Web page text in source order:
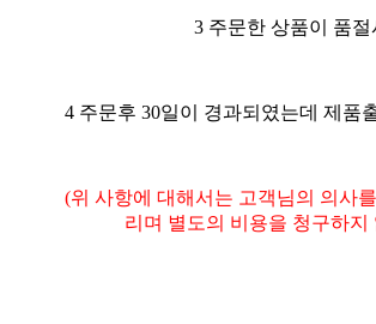
3 주문한 상품이 품절
4 주문후 30일이 경과되였는데 제품
(위 사항에 대해서는 고객님의 의사
리며 별도의 비용을 청구하지